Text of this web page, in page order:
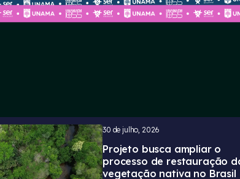
30 de julho, 2026
Projeto busca ampliar o
processo de restauração
vegetação nativa no Brasil